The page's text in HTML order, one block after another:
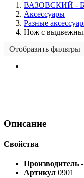
ВАЗОВСКИЙ -
Аксессуары
Разные
Нож с
Отобразить фильтры
Описание
Свойства
Производитель -
Артикул 0901